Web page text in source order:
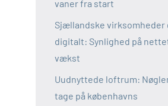
vaner fra start
Sjællandske
digitalt: Synlighed på
vækst
Uudnyttede loftrum:
tage på københavns